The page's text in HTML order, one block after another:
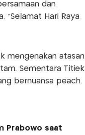
dan
"Selamat Hari Raya
mengenakan atasan
Sementara Titiek
bernuansa peach.
Prabowo saat